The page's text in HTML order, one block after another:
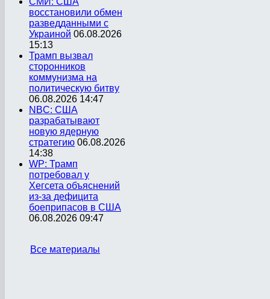
восстановили обмен
разведданными с
Украиной 06.08.2026
15:13
Трамп вызвал
сторонников
коммунизма на
политическую битву
06.08.2026 14:47
NBC: США
разрабатывают
новую ядерную
стратегию 06.08.2026
14:38
WP: Трамп
потребовал у
Хегсета объяснений
из-за дефицита
боеприпасов в США
06.08.2026 09:47
Все материалы